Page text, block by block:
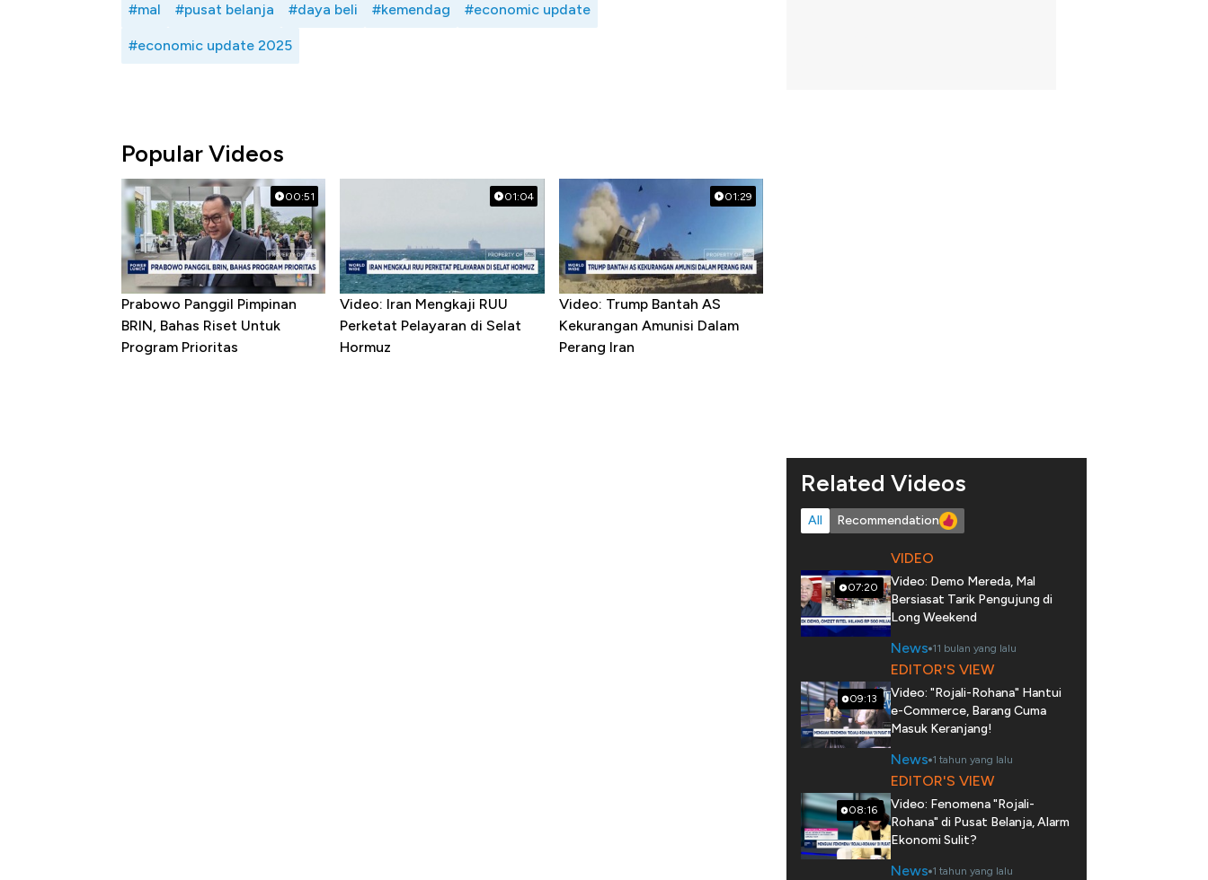
#mal #pusat belanja #daya beli #kemendag #economic update
#economic update 2025
Popular Videos
00:51
Prabowo Panggil Pimpinan
BRIN, Bahas Riset Untuk
Program Prioritas
01:04
Video: Iran Mengkaji RUU
Perketat Pelayaran di Selat
Hormuz
01:29
Video: Trump Bantah AS
Kekurangan Amunisi Dalam
Perang Iran
Related Videos
All Recommendation
07:20
VIDEO
Video: Demo Mereda, Mal
Bersiasat Tarik Pengujung di
Long Weekend
News 11 bulan yang lalu
09:13
EDITOR'S VIEW
Video: "Rojali-Rohana" Hantui
e-Commerce, Barang Cuma
Masuk Keranjang!
News 1 tahun yang lalu
08:16
EDITOR'S VIEW
Video: Fenomena "Rojali-
Rohana" di Pusat Belanja, Alarm
Ekonomi Sulit?
News 1 tahun yang lalu